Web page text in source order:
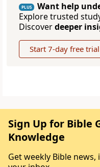
PLUS
Want help
Explore trusted
Discoverdeeper
Start 7-day free trial
Sign Up for Bible
Knowledge
Get weekly Bible